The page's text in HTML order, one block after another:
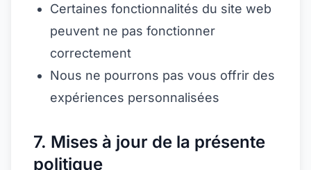
Certaines fonctionnalités du site web
peuvent ne pas fonctionner
correctement
Nous ne pourrons pas vous offrir des
expériences personnalisées
7. Mises à jour de la présente
politique